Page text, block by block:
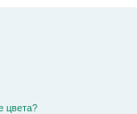
цвета?